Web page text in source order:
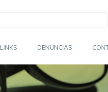
LINKS DENÚNCIAS